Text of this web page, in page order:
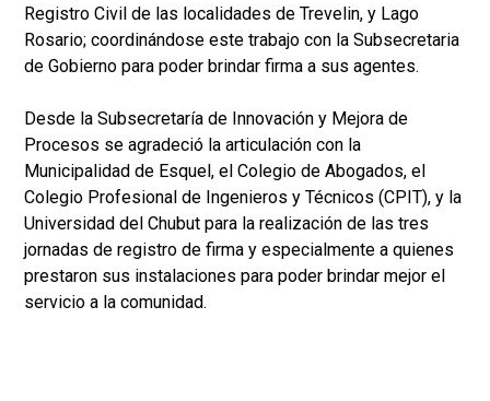
Registro Civil de las localidades de Trevelin, y Lago
Rosario; coordinándose este trabajo con la Subsecretaria
de Gobierno para poder brindar firma a sus agentes.
Desde la Subsecretaría de Innovación y Mejora de
Procesos se agradeció la articulación con la
Municipalidad de Esquel, el Colegio de Abogados, el
Colegio Profesional de Ingenieros y Técnicos (CPIT), y la
Universidad del Chubut para la realización de las tres
jornadas de registro de firma y especialmente a quienes
prestaron sus instalaciones para poder brindar mejor el
servicio a la comunidad.